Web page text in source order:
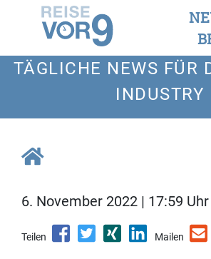
TÄGLICHE NEWS FÜR
INDUSTRY
6. November 2022 | 17:59 Uhr
Teilen Mailen